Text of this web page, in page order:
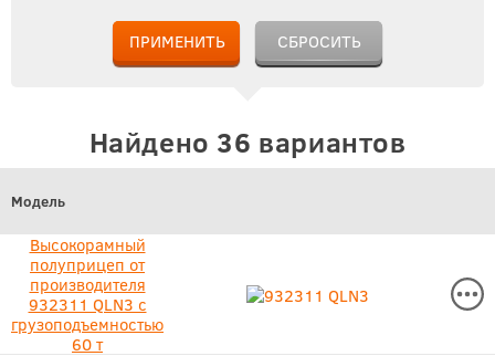
ПРИМЕНИТЬ СБРОСИТЬ
Найдено 36 вариантов
Модель
Высокорамный
полуприцеп от
производителя
932311 QLN3 с
грузоподъемностью
60 т